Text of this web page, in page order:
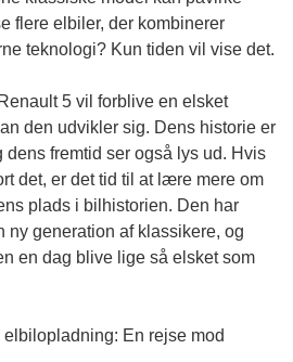
flere elbiler, der kombinerer
teknologi? Kun tiden vil vise det.
5 vil forblive en elsket
den udvikler sig. Dens historie er
dens fremtid ser også lys ud. Hvis
det, er det tid til at lære mere om
plads i bilhistorien. Den har
ny generation af klassikere, og
en dag blive lige så elsket som